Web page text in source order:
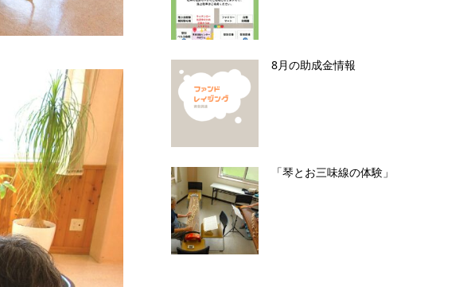
8月の助成金情報
「琴とお三味線の体験」